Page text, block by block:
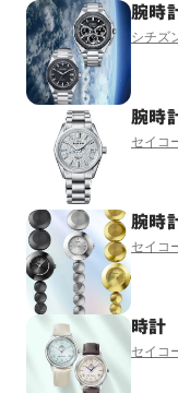
腕時
シチズ
腕時
セイコ
腕時
セイコ
時計
セイコ